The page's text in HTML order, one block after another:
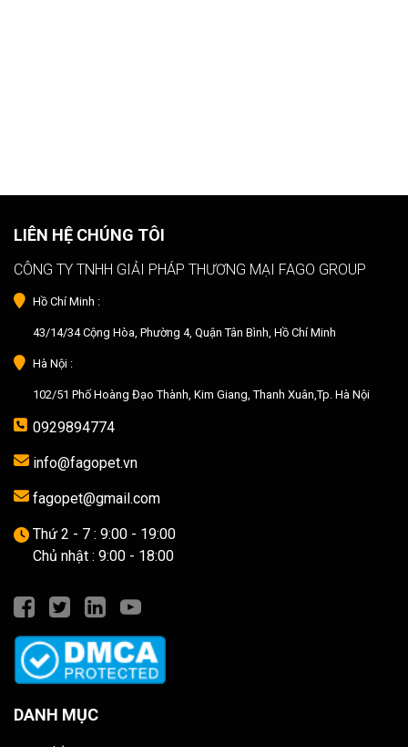
LIÊN HỆ CHÚNG TÔI
CÔNG TY TNHH GIẢI PHÁP THƯƠNG MẠI FAGO GROUP
Hồ Chí Minh :
43/14/34 Cộng Hòa, Phường 4, Quận Tân Bình, Hồ Chí Minh
Hà Nội :
102/51 Phố Hoàng Đạo Thành, Kim Giang, Thanh Xuân,Tp. Hà Nội
0929894774
info@fagopet.vn
fagopet@gmail.com
Thứ 2 - 7 : 9:00 - 19:00
Chủ nhật : 9:00 - 18:00
DANH MỤC